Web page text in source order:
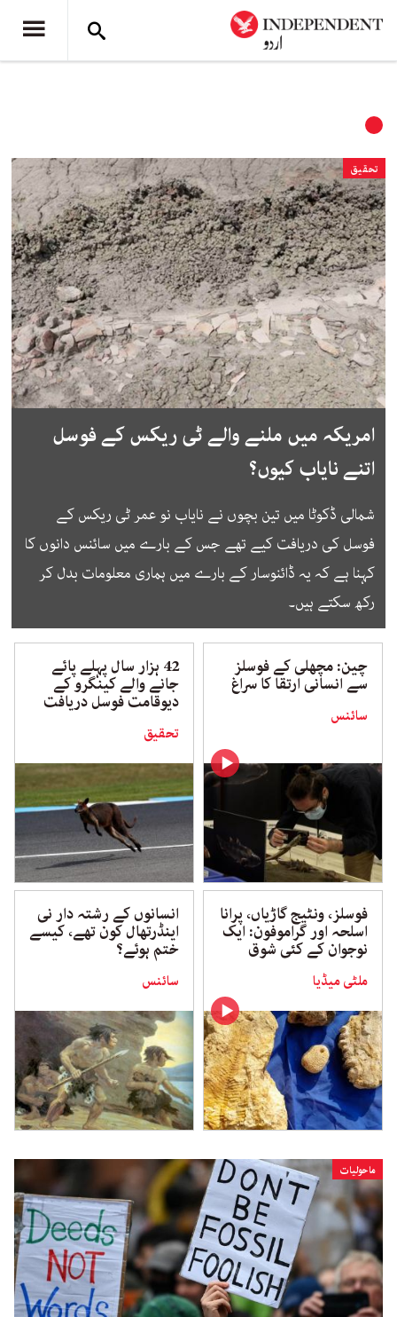
تحقیق
امریکہ میں ملنے والے ٹی ریکس کے فوسل
اتنے نایاب کیوں؟
شمالی ڈکوٹا میں تین بچوں نے نایاب نو عمر ٹی ریکس کے
فوسل کی دریافت کیے تھے جس کے بارے میں سائنس دانوں کا
کہنا ہے کہ یہ ڈائنوسار کے بارے میں ہماری معلومات بدل کر
رکھ سکتے ہیں۔
چین: مچھلی کے فوسلز
سے انسانی ارتقا کا سراغ
سائنس
42 ہزار سال پہلے پائے
جانے والے کینگرو کے
دیوقامت فوسل دریافت
تحقیق
فوسلز، ونٹیج گاڑیاں، پرانا
اسلحہ اور گراموفون: ایک
نوجوان کے کئی شوق
ملٹی میڈیا
انسانوں کے رشتہ دار نی
اینڈرتھال کون تھے، کیسے
ختم ہوئے؟
سائنس
ماحولیات